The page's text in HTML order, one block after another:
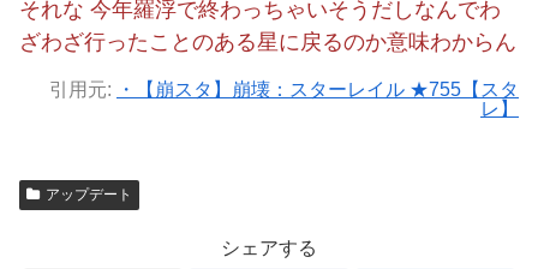
それな 今年羅浮で終わっちゃいそうだしなんでわ
ざわざ行ったことのある星に戻るのか意味わからん
引用元:
・【崩スタ】崩壊：スターレイル ★755【スタ
レ】
アップデート
シェアする